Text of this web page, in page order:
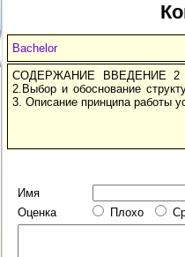
Bachelor
СОДЕРЖАНИЕ ВВЕДЕНИЕ 2
2.Выбор и обоснование
3. Описание принципа работы
Имя
Оценка
Плохо